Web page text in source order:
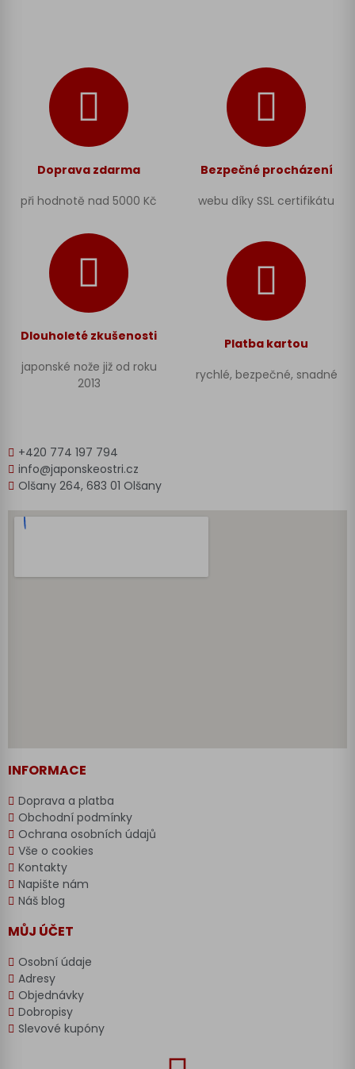
Doprava zdarma
při hodnotě nad 5000 Kč
Bezpečné procházení
webu díky SSL certifikátu
Dlouholeté zkušenosti
japonské nože již od roku
2013
Platba kartou
rychlé, bezpečné, snadné
+420 774 197 794
info@japonskeostri.cz
Olšany 264, 683 01 Olšany
INFORMACE
Doprava a platba
Obchodní podmínky
Ochrana osobních údajů
Vše o cookies
Kontakty
Napište nám
Náš blog
MŮJ ÚČET
Osobní údaje
Adresy
Objednávky
Dobropisy
Slevové kupóny